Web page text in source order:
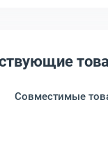
Совместимые